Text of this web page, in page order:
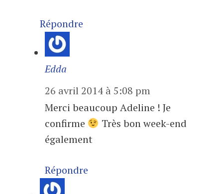
Répondre
Edda
26 avril 2014 à 5:08 pm
Merci beaucoup Adeline ! Je
confirme
Très bon week-end
également
Répondre